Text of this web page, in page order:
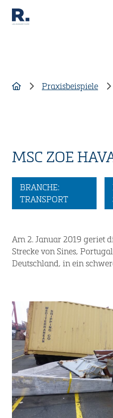
Praxisbeispiele
MSC ZOE
BRANCHE:
TRANSPORT
Am 2. Januar 2019 geriet
Strecke von Sines,
Deutschland, in ein